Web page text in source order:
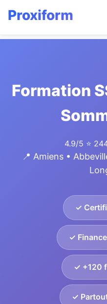
Formation
4.9/5 ⭐
📍 Amiens •
✓
✓
✓ +120
✓